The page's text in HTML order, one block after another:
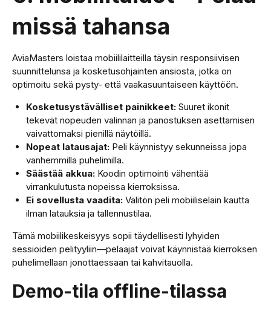
missä tahansa
AviaMasters loistaa mobiililaitteilla täysin responsiivisen
suunnittelunsa ja kosketusohjainten ansiosta, jotka on
optimoitu sekä pysty- että vaakasuuntaiseen käyttöön.
Kosketusystävälliset painikkeet:Suuret ikonit
tekevät nopeuden valinnan ja panostuksen asettamisen
vaivattomaksi pienillä näytöillä.
Nopeat latausajat:Peli käynnistyy sekunneissa jopa
vanhemmilla puhelimilla.
Säästää akkua:Koodin optimointi vähentää
virrankulutusta nopeissa kierroksissa.
Ei sovellusta vaadita:Välitön peli mobiiliselain kautta
ilman latauksia ja tallennustilaa.
Tämä mobiilikeskeisyys sopii täydellisesti lyhyiden
sessioiden pelityyliin—pelaajat voivat käynnistää kierroksen
puhelimellaan jonottaessaan tai kahvitauolla.
Demo-tila offline-tilassa